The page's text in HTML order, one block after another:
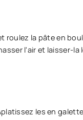
la pâte en
l'air et laisser-la
les en